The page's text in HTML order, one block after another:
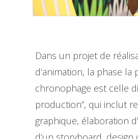
Dans un projet de
d’animation, la phase la
chronophage est celle
production”, qui inclut
graphique, élaboration